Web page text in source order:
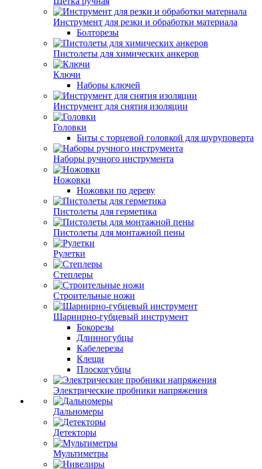
Инструмент для резки и обработки материала
Болторезы
Пистолеты для химических анкеров
Ключи
Наборы ключей
Инструмент для снятия изоляции
Головки
Биты с торцевой головкой для шуруповерта
Наборы ручного инструмента
Ножовки
Ножовки по дереву
Пистолеты для герметика
Пистолеты для монтажной пены
Рулетки
Степлеры
Строительные ножи
Шарнирно-губцевый инструмент
Бокорезы
Длинногубцы
Кабелерезы
Клещи
Плоскогубцы
Электрические пробники напряжения
Дальномеры
Детекторы
Мультиметры